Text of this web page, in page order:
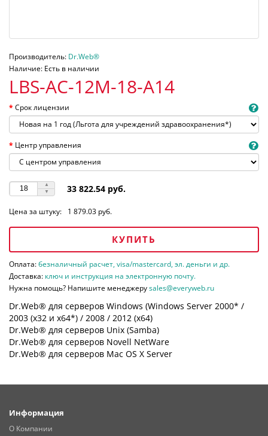
Производитель: Dr.Web®
Наличие: Есть в наличии
LBS-AC-12M-18-A14
Срок лицензии
Центр управления
33 822.54 руб.
Цена за штуку: 1 879.03 руб.
КУПИТЬ
Оплата:безналичный расчет, visa/mastercard, эл. деньги и др.
Доставка: ключ и инструкция на электронную почту.
Нужна помощь? Напишите менеджеруsales@everyweb.ru
Dr.Web® для серверов Windows (Windows Server 2000* /
2003 (х32 и х64*) / 2008 / 2012 (х64)
Dr.Web® для серверов Unix (Samba)
Dr.Web® для серверов Novell NetWare
Dr.Web® для серверов Mac OS X Server
Информация
О Компании